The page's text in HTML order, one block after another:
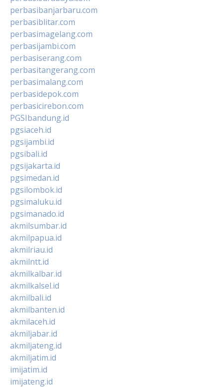
perbasibanjarbaru.com
perbasiblitar.com
perbasimagelang.com
perbasijambi.com
perbasiserang.com
perbasitangerang.com
perbasimalang.com
perbasidepok.com
perbasicirebon.com
PGSIbandung.id
pgsiaceh.id
pgsijambi.id
pgsibali.id
pgsijakarta.id
pgsimedan.id
pgsilombok.id
pgsimaluku.id
pgsimanado.id
akmilsumbar.id
akmilpapua.id
akmilriau.id
akmilntt.id
akmilkalbar.id
akmilkalsel.id
akmilbali.id
akmilbanten.id
akmilaceh.id
akmiljabar.id
akmiljateng.id
akmiljatim.id
imijatim.id
imijateng.id